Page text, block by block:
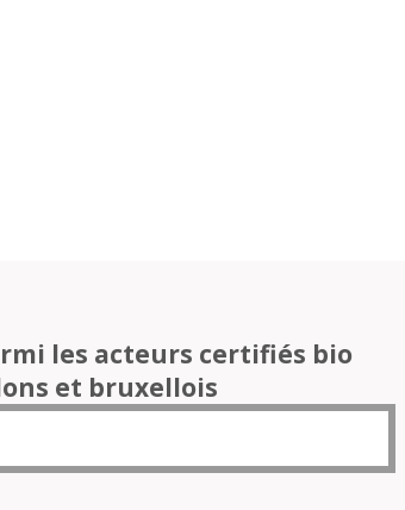
les acteurs certifiés bio
et bruxellois